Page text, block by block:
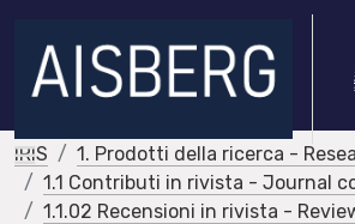
IRIS
1. Prodotti della ricerca -
1.1 Contributi in rivista - Journal
1.1.02 Recensioni in rivista -